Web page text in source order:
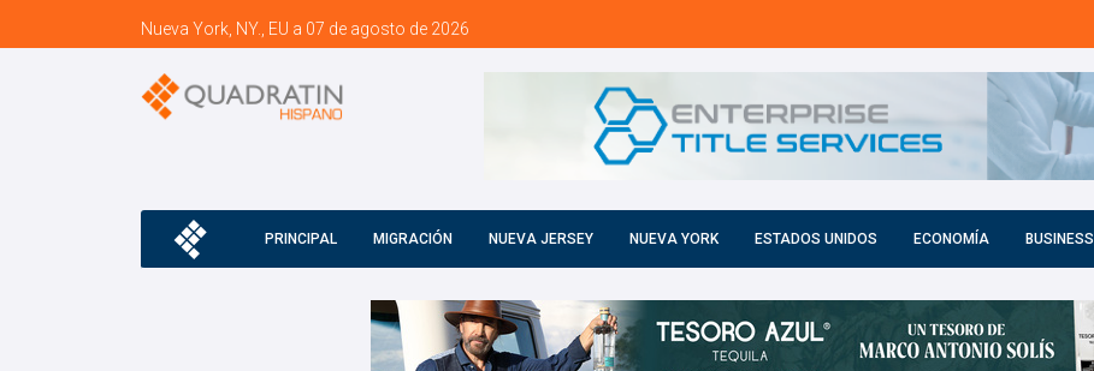
Nueva York, NY., EU a 07 de agosto de 2026
PRINCIPAL MIGRACIÓN NUEVA JERSEY NUEVA YORK ESTADOS UNIDOS ECONOMÍA BUSINESS